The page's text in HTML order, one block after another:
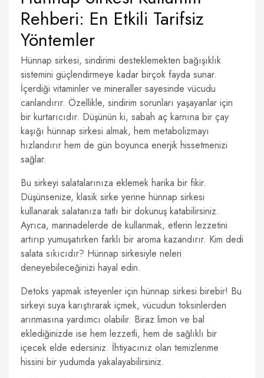
Rehberi: En Etkili Tarifsiz
Yöntemler
Hünnap sirkesi, sindirimi desteklemekten bağışıklık
sistemini güçlendirmeye kadar birçok fayda sunar.
İçerdiği vitaminler ve mineraller sayesinde vücudu
canlandırır. Özellikle, sindirim sorunları yaşayanlar için
bir kurtarıcıdır. Düşünün ki, sabah aç karnına bir çay
kaşığı hünnap sirkesi almak, hem metabolizmayı
hızlandırır hem de gün boyunca enerjik hissetmenizi
sağlar.
Bu sirkeyi salatalarınıza eklemek harika bir fikir.
Düşünsenize, klasik sirke yerine hünnap sirkesi
kullanarak salatanıza tatlı bir dokunuş katabilirsiniz.
Ayrıca, marinadelerde de kullanmak, etlerin lezzetini
artırıp yumuşatırken farklı bir aroma kazandırır. Kim dedi
salata sıkıcıdır? Hünnap sirkesiyle neleri
deneyebileceğinizi hayal edin.
Detoks yapmak isteyenler için hünnap sirkesi birebir! Bu
sirkeyi suya karıştırarak içmek, vücudun toksinlerden
arınmasına yardımcı olabilir. Biraz limon ve bal
eklediğinizde ise hem lezzetli, hem de sağlıklı bir
içecek elde edersiniz. İhtiyacınız olan temizlenme
hissini bir yudumda yakalayabilirsiniz.